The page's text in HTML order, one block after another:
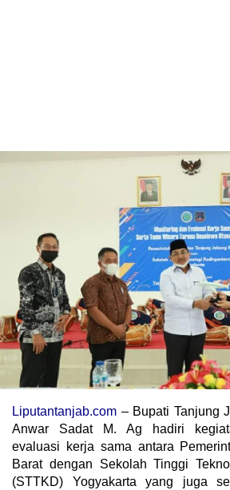
Liputantanjab.com – Bupati Tanjung
Anwar Sadat M. Ag hadiri
evaluasi kerja sama antara
Barat dengan Sekolah Tinggi
(STTKD) Yogyakarta yang juga